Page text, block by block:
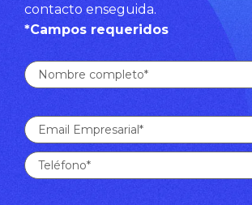
contacto enseguida.
*Campos requeridos